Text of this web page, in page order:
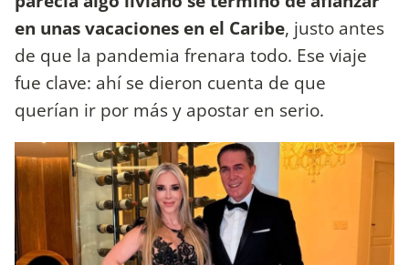
en unas vacaciones en el Caribe, justo antes
de que la pandemia frenara todo. Ese viaje
fue clave: ahí se dieron cuenta de que
querían ir por más y apostar en serio.